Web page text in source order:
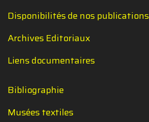
Disponibilités de nos publications
Archives Editoriaux
Liens documentaires
Bibliographie
Musées textiles